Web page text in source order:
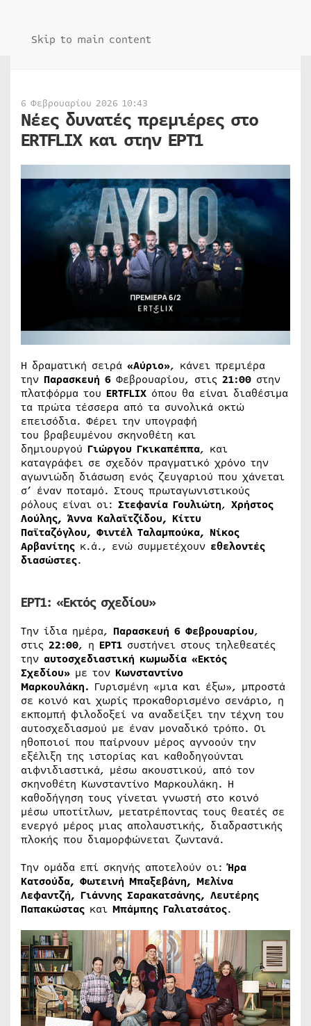
Skip to main content
6 Φεβρουαρίου 2026 10:43
Νέες δυνατές πρεμιέρες στο
ERTFLIX και στην ΕΡΤ1
Η δραματική σειρά «Αύριο», κάνει πρεμιέρα
την Παρασκευή 6 Φεβρουαρίου, στις 21:00 στην
πλατφόρμα του ERTFLIX όπου θα είναι διαθέσιμα
τα πρώτα τέσσερα από τα συνολικά οκτώ
επεισόδια. Φέρει την υπογραφή
του βραβευμένου σκηνοθέτη και
δημιουργού Γιώργου Γκικαπέππα, και
καταγράφει σε σχεδόν πραγματικό χρόνο την
αγωνιώδη διάσωση ενός ζευγαριού που χάνεται
σ’ έναν ποταμό. Στους πρωταγωνιστικούς
ρόλους είναι οι: Στεφανία Γουλιώτη, Χρήστος
Λούλης, Άννα Καλαϊτζίδου, Κίττυ
Παϊταζόγλου, Φιντέλ Ταλαμπούκα, Νίκος
Αρβανίτης κ.ά., ενώ συμμετέχουν εθελοντές
διασώστες.
ΕΡΤ1: «Εκτός σχεδίου»
Την ίδια ημέρα, Παρασκευή 6 Φεβρουαρίου,
στις 22:00, η ΕΡΤ1 συστήνει στους τηλεθεατές
την αυτοσχεδιαστική κωμωδία «Εκτός
Σχεδίου» με τον Κωνσταντίνο
Μαρκουλάκη. Γυρισμένη «μια και έξω», μπροστά
σε κοινό και χωρίς προκαθορισμένο σενάριο, η
εκπομπή φιλοδοξεί να αναδείξει την τέχνη του
αυτοσχεδιασμού με έναν μοναδικό τρόπο. Οι
ηθοποιοί που παίρνουν μέρος αγνοούν την
εξέλιξη της ιστορίας και καθοδηγούνται
αιφνιδιαστικά, μέσω ακουστικού, από τον
σκηνοθέτη Κωνσταντίνο Μαρκουλάκη. Η
καθοδήγηση τους γίνεται γνωστή στο κοινό
μέσω υποτίτλων, μετατρέποντας τους θεατές σε
ενεργό μέρος μιας απολαυστικής, διαδραστικής
πλοκής που διαμορφώνεται ζωντανά.
Την ομάδα επί σκηνής αποτελούν οι:Ήρα
Κατσούδα, Φωτεινή Μπαξεβάνη, Μελίνα
Λεφαντζή, Γιάννης Σαρακατσάνης, Λευτέρης
Παπακώστας και Μπάμπης Γαλιατσάτος.